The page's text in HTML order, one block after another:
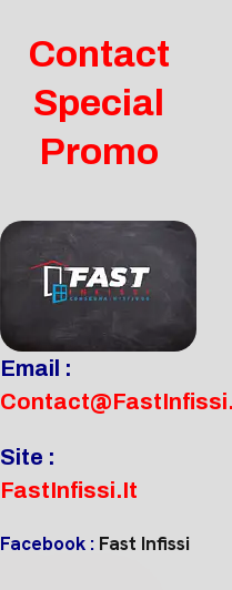
Contact
Special
Promo
Email :
Site :
FastInfissi.It
Facebook : Fast Infissi